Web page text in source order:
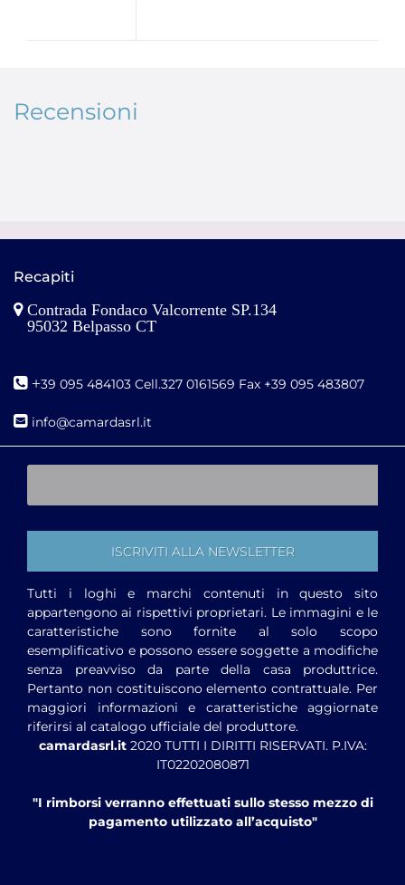
Recensioni
Recapiti
Contrada Fondaco Valcorrente SP.134
95032 Belpasso CT
+39 095 484103 Cell.327 0161569 Fax +39 095 483807
info@camardasrl.it
Tutti i loghi e marchi contenuti in questo sito
appartengono ai rispettivi proprietari. Le immagini e le
caratteristiche sono fornite al solo scopo
esemplificativo e possono essere soggette a modifiche
senza preavviso da parte della casa produttrice.
Pertanto non costituiscono elemento contrattuale. Per
maggiori informazioni e caratteristiche aggiornate
riferirsi al catalogo ufficiale del produttore.
camardasrl.it2020 TUTTI I DIRITTI RISERVATI. P.IVA:
IT02202080871
"I rimborsi verranno effettuati sullo stesso mezzo di
pagamento utilizzato all’acquisto"